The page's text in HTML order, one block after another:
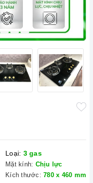
Loại: 3 gas
Mặt kính: Chịu lực
Kích thước: 780 x 460 mm